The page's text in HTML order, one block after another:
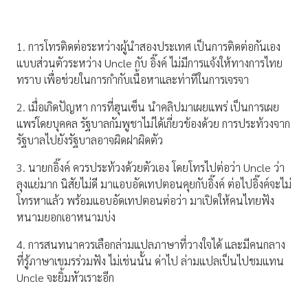
1. การโทรติดต่อระหว่างผู้นำสองประเทศ เป็นการติดต่อกันเอง
แบบส่วนตัวระหว่าง Uncle กับ อิ๊งค์ ไม่มีการแจ้งให้ทางการไทย
ทราบ เพื่อช่วยในการกำกับเนื้อหาและท่าทีในการเจรจา
2. เมื่อเกิดปัญหา การที่ฮุนเซ็น นำคลิปมาเผยแพร่ เป็นการเผย
แพร่โดยบุคคล รัฐบาลกัมพูชาไม่ได้เกี่ยวข้องด้วย การประท้วงจาก
รัฐบาลไปยังรัฐบาลอาจผิดฝาผิดตัว
3. นายกอิ๊งค์ ควรประท้วงด้วยตัวเอง โดยโทรไปต่อว่า Uncle ว่า
ลุงแย่มาก นิสัยไม่ดี มาแอบอัดเทปตอนคุยกับอิ๊งค์ ต่อไปอิ๊งค์จะไม่
โทรหาแล้ว พร้อมแอบอัดเทปตอนต่อว่า มาเปิดให้คนไทยฟัง
หนามยอกเอาหนามบ่ง
4. การสนทนาควรเลือกล่ามแปลภาษาที่วางใจได้ และมีคนกลาง
ที่รู้ภาษาเขมรร่วมฟัง ไม่เช่นนั้น ด่าไป ล่ามแปลเป็นไปชมแทน
Uncle จะยิ้มหัวเราะอีก